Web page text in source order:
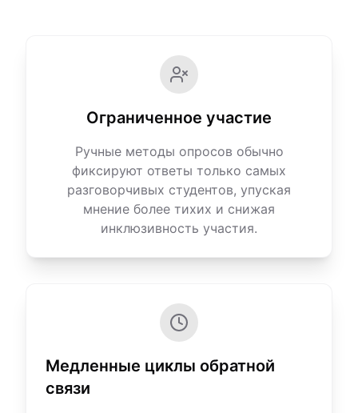
Ограниченное участие
Ручные методы опросов обычно
фиксируют ответы только самых
разговорчивых студентов, упуская
мнение более тихих и снижая
инклюзивность участия.
Медленные циклы обратной
связи